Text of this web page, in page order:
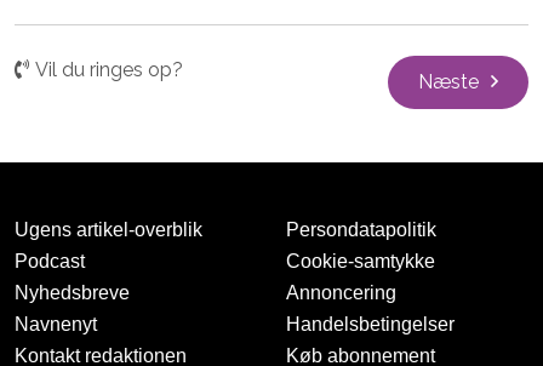
Vil du ringes op?
Næste
Ugens artikel-overblik
Podcast
Nyhedsbreve
Navnenyt
Kontakt redaktionen
Persondatapolitik
Cookie-samtykke
Annoncering
Handelsbetingelser
Køb abonnement